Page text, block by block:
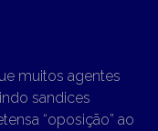
muitos agentes
sandices
“oposição” ao